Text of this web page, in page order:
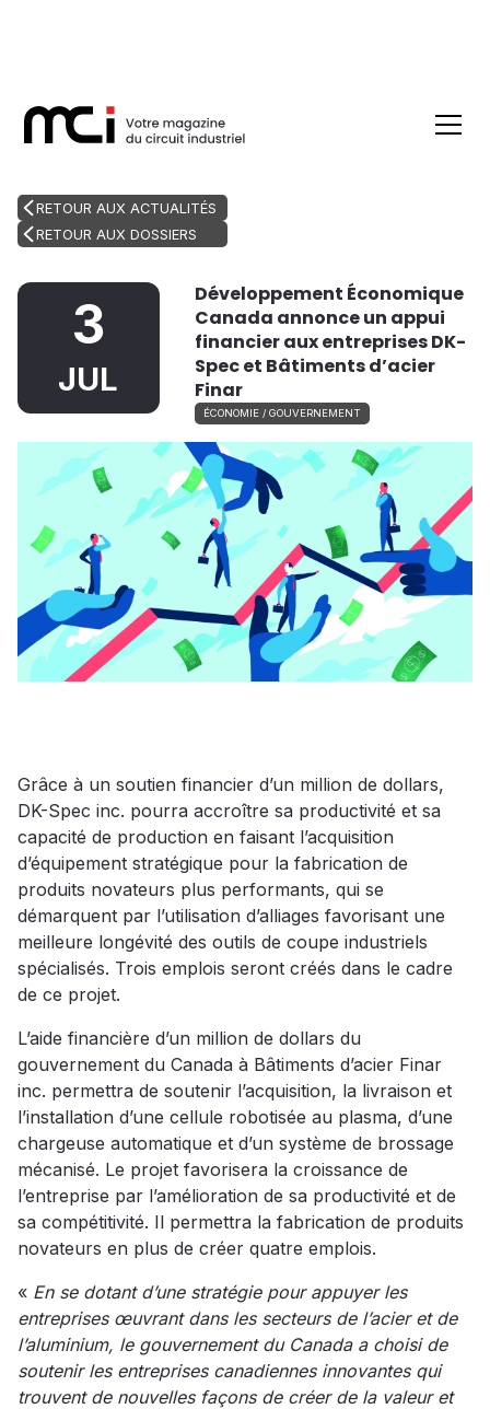
RETOUR AUX ACTUALITÉS
RETOUR AUX DOSSIERS
3
JUL
Développement Économique
Canada annonce un appui
financier aux entreprises DK-
Spec et Bâtiments d’acier
Finar
ÉCONOMIE / GOUVERNEMENT
Grâce à un soutien financier d’un million de dollars,
DK-Spec inc. pourra accroître sa productivité et sa
capacité de production en faisant l’acquisition
d’équipement stratégique pour la fabrication de
produits novateurs plus performants, qui se
démarquent par l’utilisation d’alliages favorisant une
meilleure longévité des outils de coupe industriels
spécialisés. Trois emplois seront créés dans le cadre
de ce projet.
L’aide financière d’un million de dollars du
gouvernement du Canada à Bâtiments d’acier Finar
inc. permettra de soutenir l’acquisition, la livraison et
l’installation d’une cellule robotisée au plasma, d’une
chargeuse automatique et d’un système de brossage
mécanisé. Le projet favorisera la croissance de
l’entreprise par l’amélioration de sa productivité et de
sa compétitivité. Il permettra la fabrication de produits
novateurs en plus de créer quatre emplois.
« En se dotant d’une stratégie pour appuyer les
entreprises œuvrant dans les secteurs de l’acier et de
l’aluminium, le gouvernement du Canada a choisi de
soutenir les entreprises canadiennes innovantes qui
trouvent de nouvelles façons de créer de la valeur et